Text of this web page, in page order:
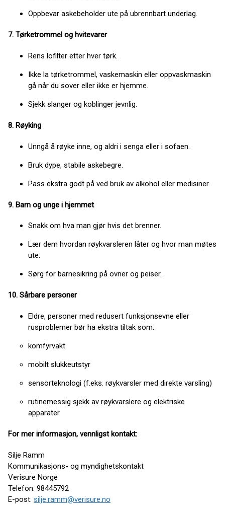
Oppbevar askebeholder ute på ubrennbart underlag.
7. Tørketrommel og hvitevarer
Rens lofilter etter hver tørk.
Ikke la tørketrommel, vaskemaskin eller oppvaskmaskin
gå når du sover eller ikke er hjemme.
Sjekk slanger og koblinger jevnlig.
8. Røyking
Unngå å røyke inne, og aldri i senga eller i sofaen.
Bruk dype, stabile askebegre.
Pass ekstra godt på ved bruk av alkohol eller medisiner.
9. Barn og unge i hjemmet
Snakk om hva man gjør hvis det brenner.
Lær dem hvordan røykvarsleren låter og hvor man møtes
ute.
Sørg for barne­sikring på ovner og peiser.
10. Sårbare personer
Eldre, personer med redusert funksjonsevne eller
rusproblemer bør ha ekstra tiltak som:
komfyrvakt
mobilt slukkeutstyr
sensorteknologi (f.eks. røykvarsler med direkte varsling)
rutinemessig sjekk av røykvarslere og elektriske
apparater
For mer informasjon, vennligst kontakt:
Silje Ramm
Kommunikasjons- og myndighetskontakt
Verisure Norge
Telefon: 98445792
E-post: silje.ramm@verisure.no